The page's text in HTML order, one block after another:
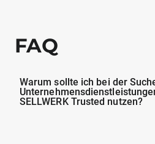
FAQ
Warum sollte ich bei der
SELLWERK Trusted nutzen?